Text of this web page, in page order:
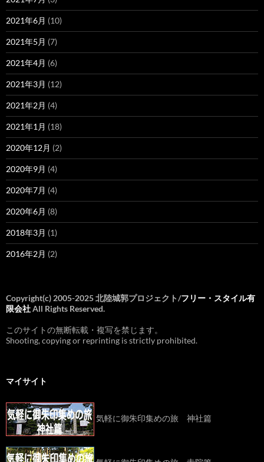
2021年6月 (10)
2021年5月 (7)
2021年4月 (6)
2021年3月 (12)
2021年2月 (4)
2021年1月 (18)
2020年12月 (2)
2020年9月 (4)
2020年7月 (4)
2020年6月 (8)
2018年3月 (1)
2016年2月 (2)
Copyright(c) 2005-2025 北陸城郭プロジェクト/フリー・スタイル有
限会社All Rights Reserved.
このサイトの無断転載・複写を禁じます。
Shooting, copying or reprinting is strictly prohibited.
マイサイト
気軽に御朱印集めの旅 神社篇